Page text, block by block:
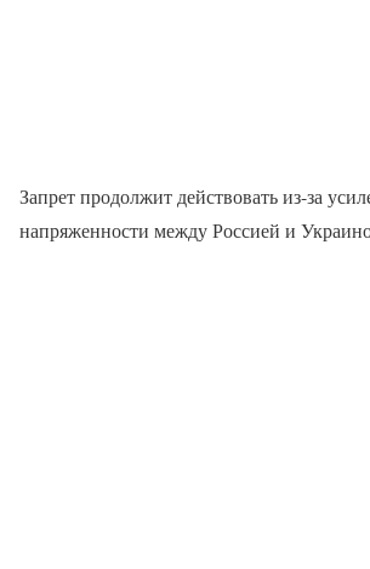
Запрет продолжит действовать из-за
напряженности между Россией и